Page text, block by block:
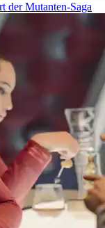
der Mutanten-Saga